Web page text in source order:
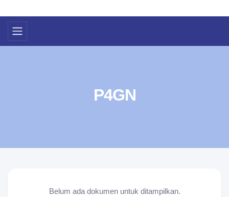
P4GN
Belum ada dokumen untuk ditampilkan.